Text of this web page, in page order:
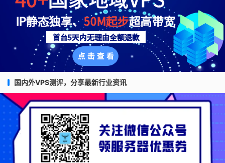
国内外VPS测评，分享最新行业资讯